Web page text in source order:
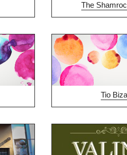
The
Tio